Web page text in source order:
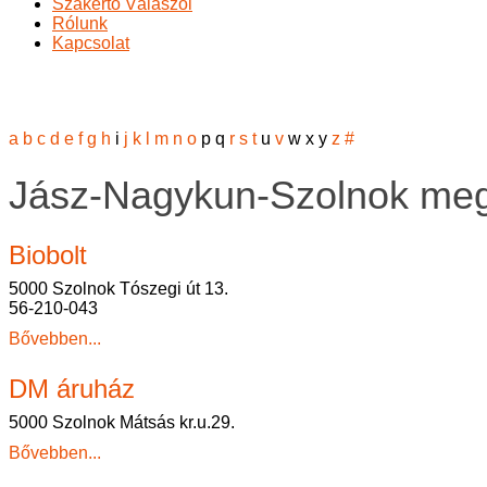
Szakértő Válaszol
Rólunk
Kapcsolat
a b c d e f g h i j k m n o p q r s t u v w x y z #
Jász-Nagykun-Szolnok
Biobolt
5000 Szolnok Tószegi út 13.
56-210-043
Bővebben...
DM áruház
5000 Szolnok Mátsás kr.u.29.
Bővebben...